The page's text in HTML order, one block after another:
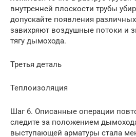
внутренней плоскости трубы
допускайте появления
завихряют воздушные потоки и
тягу дымохода.
Третья деталь
Теплоизоляция
Шаг 6. Описанные операции
следите за положением
выступающей арматуры стала